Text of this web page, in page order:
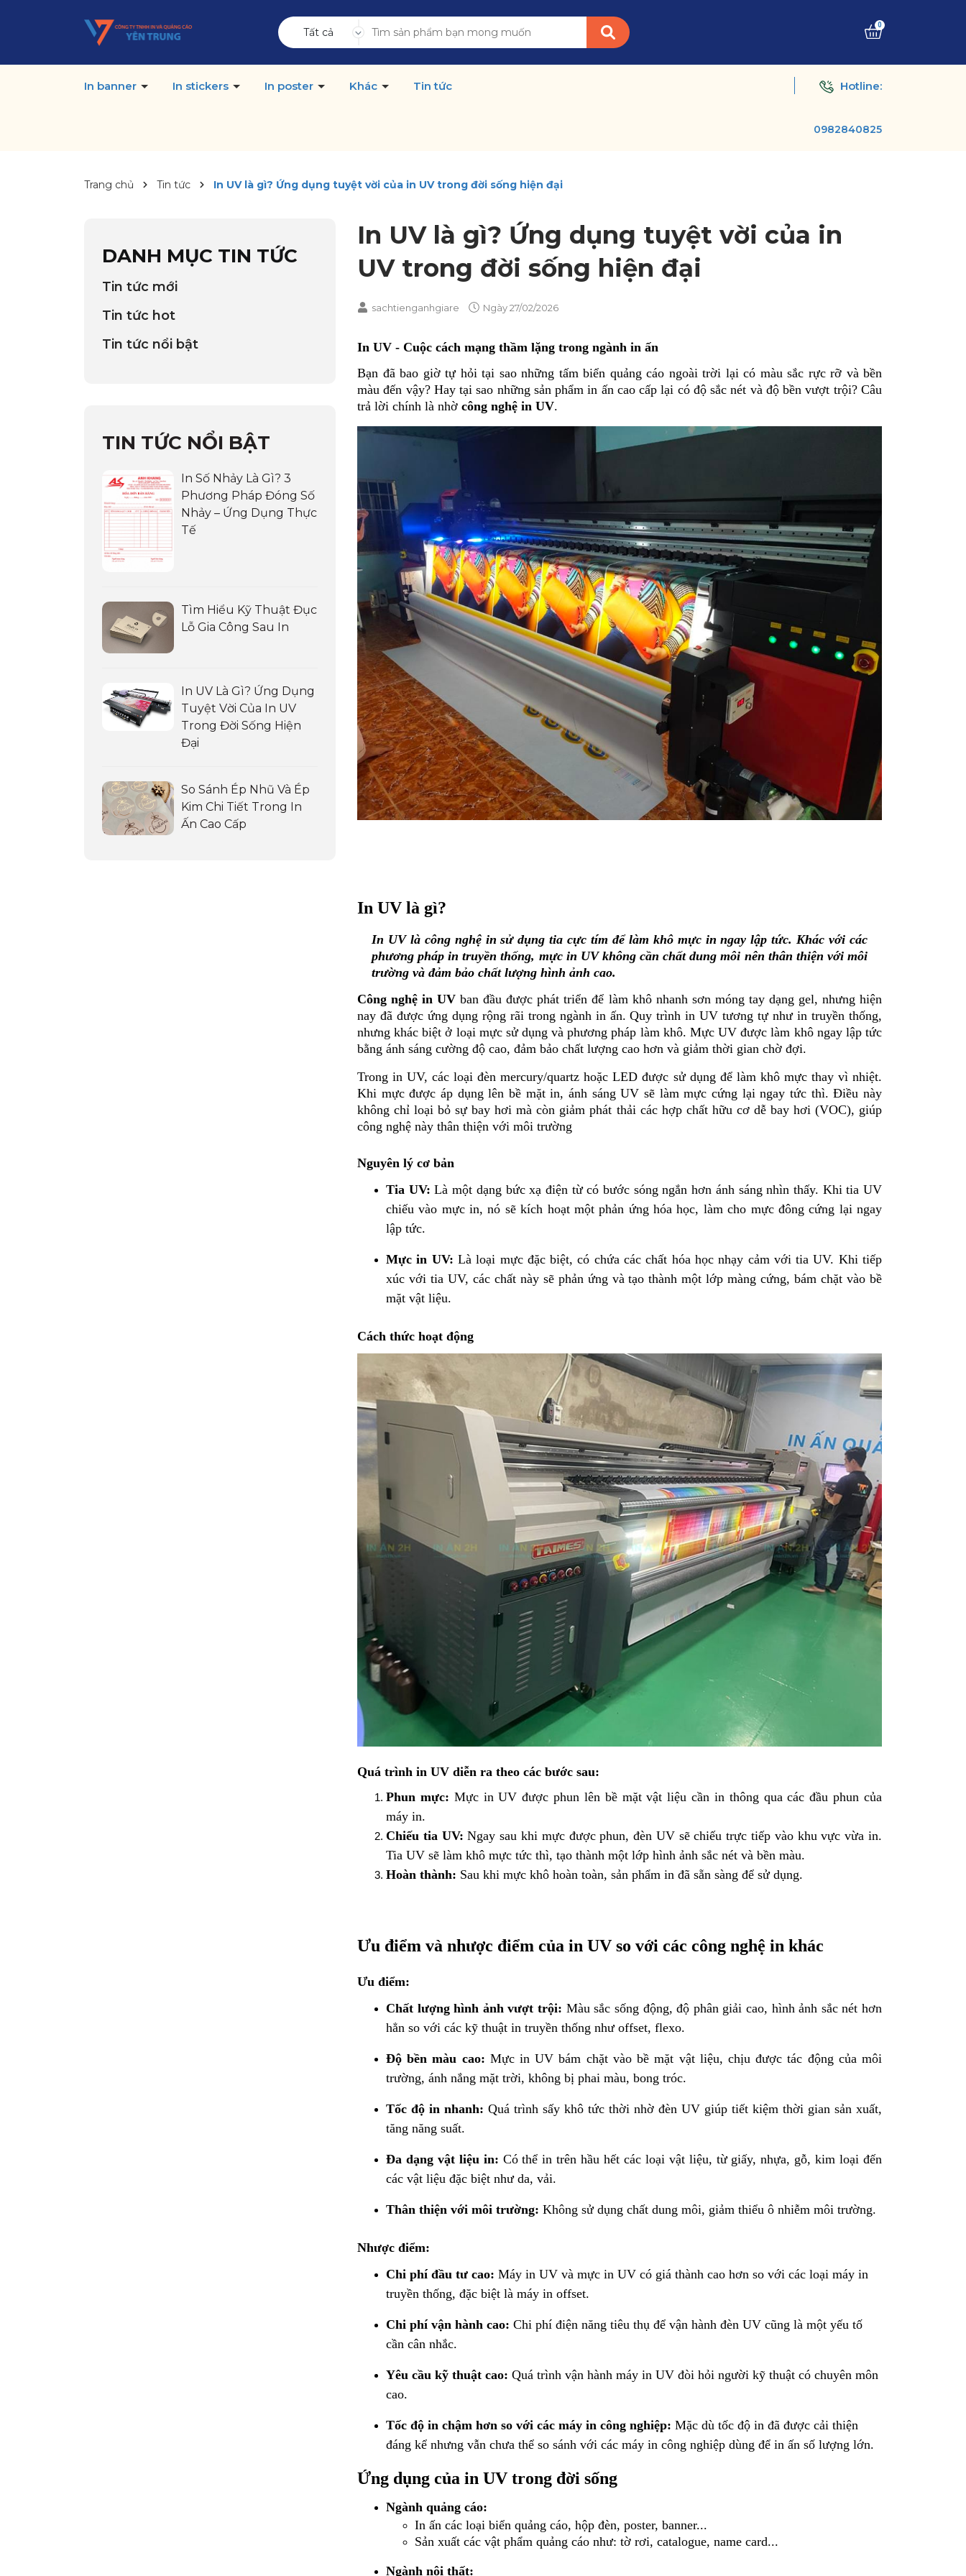
Tất cả
0
In banner In stickers In poster Khác Tin tức Hotline:
0982840825
Trang chủ Tin tức In UV là gì? Ứng dụng tuyệt vời của in UV trong đời sống hiện đại
In UV là gì? Ứng dụng tuyệt vời của in
UV trong đời sống hiện đại
sachtienganhgiare Ngày27/02/2026
In UV - Cuộc cách mạng thầm lặng trong ngành in ấn
Bạn đã bao giờ tự hỏi tại sao những tấm biển quảng cáo ngoài trời lại có màu sắc rực rỡ và bền
màu đến vậy? Hay tại sao những sản phẩm in ấn cao cấp lại có độ sắc nét và độ bền vượt trội? Câu
trả lời chính là nhờ công nghệ in UV.
In UV là gì?
In UV là công nghệ in sử dụng tia cực tím để làm khô mực in ngay lập tức. Khác với các
phương pháp in truyền thống, mực in UV không cần chất dung môi nên thân thiện với môi
trường và đảm bảo chất lượng hình ảnh cao.
Công nghệ in UV ban đầu được phát triển để làm khô nhanh sơn móng tay dạng gel, nhưng hiện
nay đã được ứng dụng rộng rãi trong ngành in ấn. Quy trình in UV tương tự như in truyền thống,
nhưng khác biệt ở loại mực sử dụng và phương pháp làm khô. Mực UV được làm khô ngay lập tức
bằng ánh sáng cường độ cao, đảm bảo chất lượng cao hơn và giảm thời gian chờ đợi.
Trong in UV, các loại đèn mercury/quartz hoặc LED được sử dụng để làm khô mực thay vì nhiệt.
Khi mực được áp dụng lên bề mặt in, ánh sáng UV sẽ làm mực cứng lại ngay tức thì. Điều này
không chỉ loại bỏ sự bay hơi mà còn giảm phát thải các hợp chất hữu cơ dễ bay hơi (VOC), giúp
công nghệ này thân thiện với môi trường
Nguyên lý cơ bản
Tia UV: Là một dạng bức xạ điện từ có bước sóng ngắn hơn ánh sáng nhìn thấy. Khi tia UV
chiếu vào mực in, nó sẽ kích hoạt một phản ứng hóa học, làm cho mực đông cứng lại ngay
lập tức.
Mực in UV: Là loại mực đặc biệt, có chứa các chất hóa học nhạy cảm với tia UV. Khi tiếp
xúc với tia UV, các chất này sẽ phản ứng và tạo thành một lớp màng cứng, bám chặt vào bề
mặt vật liệu.
Cách thức hoạt động
Quá trình in UV diễn ra theo các bước sau:
Phun mực: Mực in UV được phun lên bề mặt vật liệu cần in thông qua các đầu phun của
máy in.
Chiếu tia UV: Ngay sau khi mực được phun, đèn UV sẽ chiếu trực tiếp vào khu vực vừa in.
Tia UV sẽ làm khô mực tức thì, tạo thành một lớp hình ảnh sắc nét và bền màu.
Hoàn thành: Sau khi mực khô hoàn toàn, sản phẩm in đã sẵn sàng để sử dụng.
Ưu điểm và nhược điểm của in UV so với các công nghệ in khác
Ưu điểm:
Chất lượng hình ảnh vượt trội: Màu sắc sống động, độ phân giải cao, hình ảnh sắc nét hơn
hẳn so với các kỹ thuật in truyền thống như offset, flexo.
Độ bền màu cao: Mực in UV bám chặt vào bề mặt vật liệu, chịu được tác động của môi
trường, ánh nắng mặt trời, không bị phai màu, bong tróc.
Tốc độ in nhanh: Quá trình sấy khô tức thời nhờ đèn UV giúp tiết kiệm thời gian sản xuất,
tăng năng suất.
Đa dạng vật liệu in: Có thể in trên hầu hết các loại vật liệu, từ giấy, nhựa, gỗ, kim loại đến
các vật liệu đặc biệt như da, vải.
Thân thiện với môi trường: Không sử dụng chất dung môi, giảm thiểu ô nhiễm môi trường.
Nhược điểm:
Chi phí đầu tư cao: Máy in UV và mực in UV có giá thành cao hơn so với các loại máy in
truyền thống, đặc biệt là máy in offset.
Chi phí vận hành cao: Chi phí điện năng tiêu thụ để vận hành đèn UV cũng là một yếu tố
cần cân nhắc.
Yêu cầu kỹ thuật cao: Quá trình vận hành máy in UV đòi hỏi người kỹ thuật có chuyên môn
cao.
Tốc độ in chậm hơn so với các máy in công nghiệp: Mặc dù tốc độ in đã được cải thiện
đáng kể nhưng vẫn chưa thể so sánh với các máy in công nghiệp dùng để in ấn số lượng lớn.
Ứng dụng của in UV trong đời sống
Ngành quảng cáo:
In ấn các loại biển quảng cáo, hộp đèn, poster, banner...
Sản xuất các vật phẩm quảng cáo như: tờ rơi, catalogue, name card...
Ngành nội thất:
DANH MỤC TIN TỨC
Tin tức mới
Tin tức hot
Tin tức nổi bật
TIN TỨC NỔI BẬT
In Số Nhảy Là Gì? 3
Phương Pháp Đóng Số
Nhảy – Ứng Dụng Thực
Tế
Tìm Hiểu Kỹ Thuật Đục
Lỗ Gia Công Sau In
In UV Là Gì? Ứng Dụng
Tuyệt Vời Của In UV
Trong Đời Sống Hiện
Đại
So Sánh Ép Nhũ Và Ép
Kim Chi Tiết Trong In
Ấn Cao Cấp